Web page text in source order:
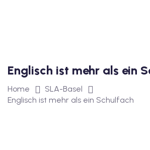
Deutsch B1
B1
Englisch ist mehr als ein
Home
SLA-Basel
Englisch ist mehr als ein Schulfach